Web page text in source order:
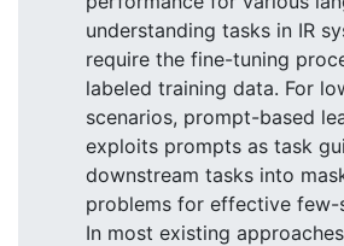
understanding tasks in IR
require the fine-tuning
labeled training data. For
scenarios, prompt-based
exploits prompts as task
downstream tasks into
problems for effective few-
In most existing